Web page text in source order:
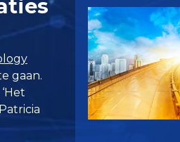
gaan.